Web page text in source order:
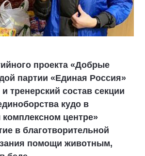
проекта «Добрые
партии «Единая Россия»
тренерский состав секции
кудо в
центре»
в благотворительной
помощи животным,